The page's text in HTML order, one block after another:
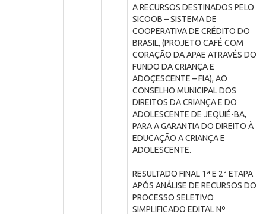
A RECURSOS DESTINADOS PELO
SICOOB – SISTEMA DE
COOPERATIVA DE CRÉDITO DO
BRASIL, (PROJETO CAFÉ COM
CORAÇÃO DA APAE ATRAVÉS DO
FUNDO DA CRIANÇA E
ADOÇESCENTE – FIA), AO
CONSELHO MUNICIPAL DOS
DIREITOS DA CRIANÇA E DO
ADOLESCENTE DE JEQUIÉ-BA,
PARA A GARANTIA DO DIREITO À
EDUCAÇÃO A CRIANÇA E
ADOLESCENTE.
RESULTADO FINAL 1ª E 2ª ETAPA
APÓS ANÁLISE DE RECURSOS DO
PROCESSO SELETIVO
SIMPLIFICADO EDITAL Nº